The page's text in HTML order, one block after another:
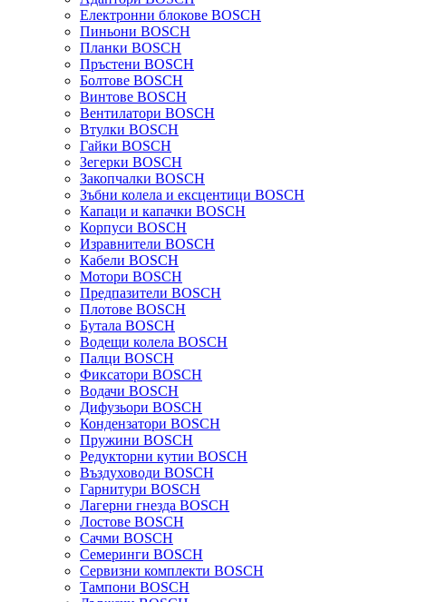
Електронни блокове BOSCH
Пиньони BOSCH
Планки BOSCH
Пръстени BOSCH
Болтове BOSCH
Винтове BOSCH
Вентилатори BOSCH
Втулки BOSCH
Гайки BOSCH
Зегерки BOSCH
Закопчалки BOSCH
Зъбни колела и ексцентици BOSCH
Капаци и капачки BOSCH
Корпуси BOSCH
Изравнители BOSCH
Кабели BOSCH
Мотори BOSCH
Предпазители BOSCH
Плотове BOSCH
Бутала BOSCH
Водещи колела BOSCH
Палци BOSCH
Фиксатори BOSCH
Водачи BOSCH
Дифузьори BOSCH
Кондензатори BOSCH
Пружини BOSCH
Редукторни кутии BOSCH
Въздуховоди BOSCH
Гарнитури BOSCH
Лагерни гнезда BOSCH
Лостове BOSCH
Сачми BOSCH
Семеринги BOSCH
Сервизни комплекти BOSCH
Тампони BOSCH